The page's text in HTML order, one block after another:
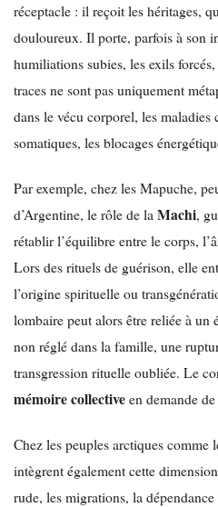
réceptacle : il reçoit les héritages,
douloureux. Il porte, parfois à son
humiliations subies, les exils
traces ne sont pas uniquement
dans le vécu corporel, les maladies
somatiques, les blocages
Par exemple, chez les Mapuche,
d’Argentine, le rôle de la Machi,
rétablir l’équilibre entre le corps,
Lors des rituels de guérison, elle
l’origine spirituelle ou
lombaire peut alors être reliée à
non réglé dans la famille, une
transgression rituelle oubliée. Le
mémoire collectiveen demande
Chez les peuples arctiques comme
intègrent également cette
rude, les migrations, la